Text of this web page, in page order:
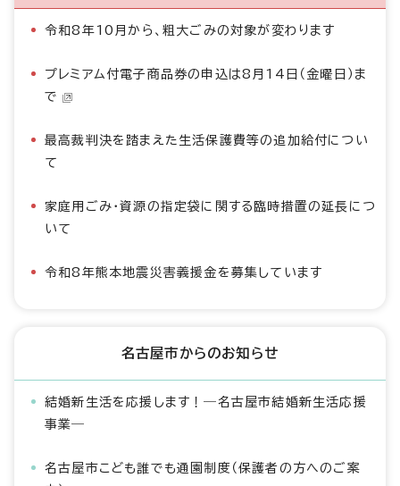
令和8年10月から、粗大ごみの対象が変わります
プレミアム付電子商品券の申込は8月14日（金曜日）ま
で
最高裁判決を踏まえた生活保護費等の追加給付につい
て
家庭用ごみ・資源の指定袋に関する臨時措置の延長につ
いて
令和8年熊本地震災害義援金を募集しています
名古屋市からのお知らせ
結婚新生活を応援します！―名古屋市結婚新生活応援
事業―
名古屋市こども誰でも通園制度（保護者の方へのご案